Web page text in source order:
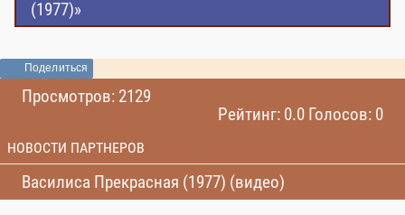
(1977)»
Поделиться
Просмотров: 2129
Рейтинг: 0.0 Голосов: 0
НОВОСТИ ПАРТНЕРОВ
Василиса Прекрасная (1977) (видео)